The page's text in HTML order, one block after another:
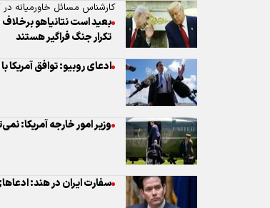
کارشناس مسائل خاورمیانه
بعید است نتانیاهو
تکرار جنگ فراگیر هستند
ادعای روبیو: توافق
وزیر امور خارجه آمریکا: نمی‌توان ۷۲ ساعته به توافق
سفارت ایران در هند: